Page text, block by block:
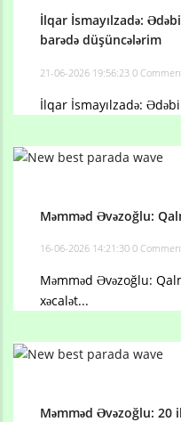
İlqar İsmayılzadə:
barədə düşüncələrim
21-06-2026 19:56:23 0
İlqar İsmayılzadə:
Məmməd Əvəzoğlu:
16-06-2026 14:21:30 0
Məmməd Əvəzoğlu:
xəcalət...
Məmməd Əvəzoğlu: 20